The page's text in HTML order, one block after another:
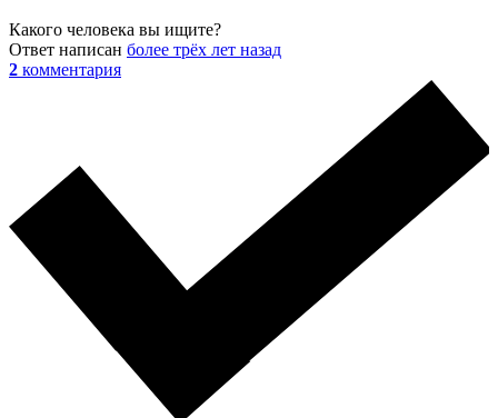
Какого человека вы ищите?
Ответ написан более трёх лет назад
2 комментария